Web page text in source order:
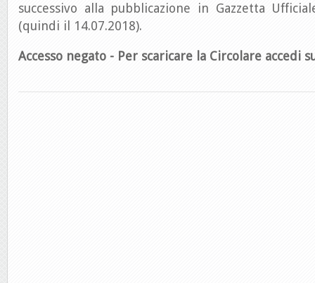
successivo alla pubblicazione in Gazzetta
(quindi il 14.07.2018).
Accesso negato - Per scaricare la Circolare accedi